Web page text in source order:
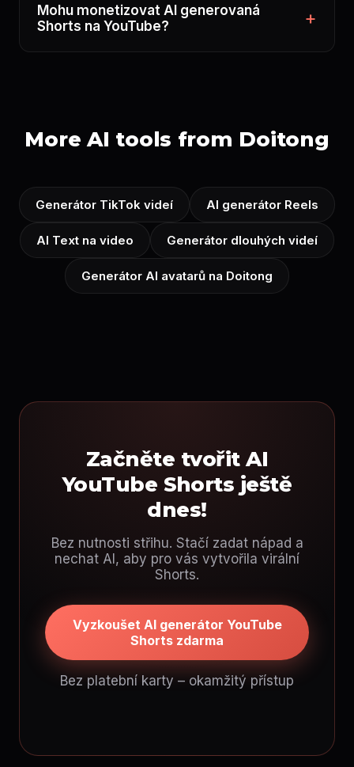
Mohu monetizovat AI generovaná
Shorts na YouTube?
More AI tools from Doitong
Generátor TikTok videí AI generátor Reels
AI Text na video Generátor dlouhých videí
Generátor AI avatarů na Doitong
Začněte tvořit AI
YouTube Shorts ještě
dnes!
Bez nutnosti střihu. Stačí zadat nápad a
nechat AI, aby pro vás vytvořila virální
Shorts.
Vyzkoušet AI generátor YouTube
Shorts zdarma
Bez platební karty – okamžitý přístup